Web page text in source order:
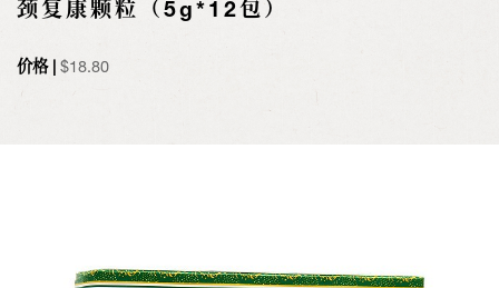
颈复康颗粒（5g*12包）
价格 | $18.80